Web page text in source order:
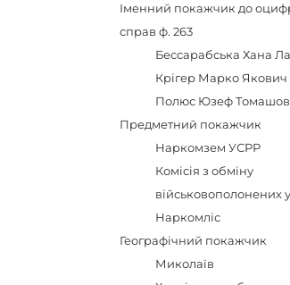
Іменний покажчик до
справ ф. 263
Бессарабська Хана
Крігер Марко Якович
Полюс Юзеф
Предметний покажчик
Наркомзем УСРР
Комісія з обміну
військовополонених
Наркомліс
Географічний покажчик
Миколаїв